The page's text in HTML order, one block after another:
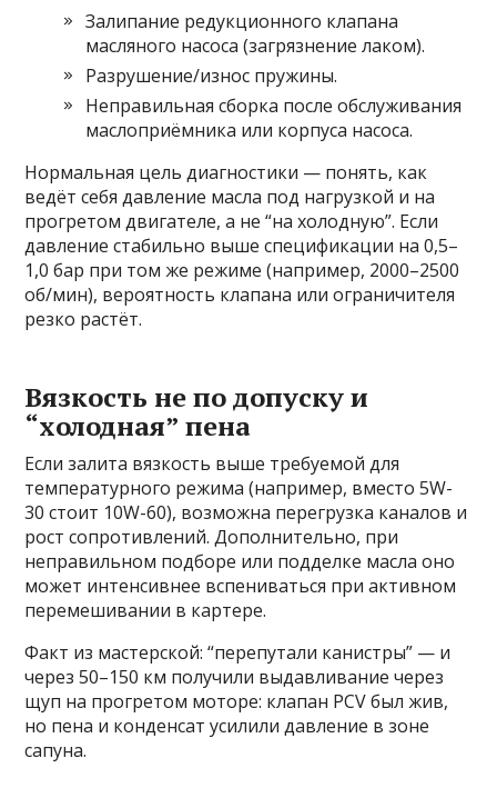
Залипание редукционного клапана
масляного насоса (загрязнение лаком).
Разрушение/износ пружины.
Неправильная сборка после обслуживания
маслоприёмника или корпуса насоса.
Нормальная цель диагностики — понять, как
ведёт себя давление масла под нагрузкой и на
прогретом двигателе, а не “на холодную”. Если
давление стабильно выше спецификации на 0,5–
1,0 бар при том же режиме (например, 2000–2500
об/мин), вероятность клапана или ограничителя
резко растёт.
Вязкость не по допуску и
“холодная” пена
Если залита вязкость выше требуемой для
температурного режима (например, вместо 5W-
30 стоит 10W-60), возможна перегрузка каналов и
рост сопротивлений. Дополнительно, при
неправильном подборе или подделке масла оно
может интенсивнее вспениваться при активном
перемешивании в картере.
Факт из мастерской: “перепутали канистры” — и
через 50–150 км получили выдавливание через
щуп на прогретом моторе: клапан PCV был жив,
но пена и конденсат усилили давление в зоне
сапуна.